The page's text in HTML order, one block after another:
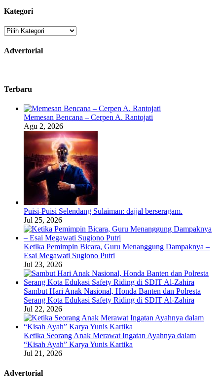
Kategori
Kategori
Advertorial
Terbaru
Memesan Bencana – Cerpen A. Rantojati
Agu 2, 2026
Puisi-Puisi Selendang Sulaiman: dajjal berseragam.
Jul 25, 2026
Ketika Pemimpin Bicara, Guru Menanggung Dampaknya –
Esai Megawati Sugiono Putri
Jul 23, 2026
Sambut Hari Anak Nasional, Honda Banten dan Polresta
Serang Kota Edukasi Safety Riding di SDIT Al-Zahira
Jul 22, 2026
Ketika Seorang Anak Merawat Ingatan Ayahnya dalam
“Kisah Ayah” Karya Yunis Kartika
Jul 21, 2026
Advertorial